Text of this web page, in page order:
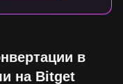
в
на Bitget